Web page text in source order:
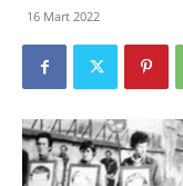
16 Mart 2022